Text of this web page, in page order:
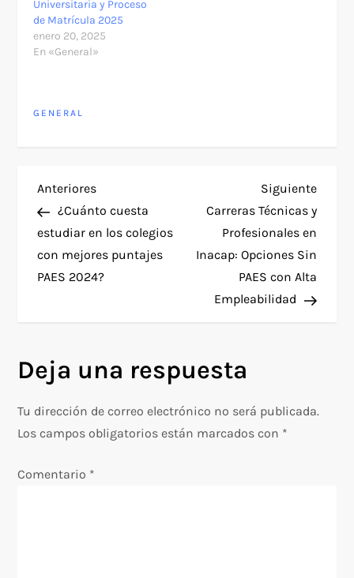
Universitaria y Proceso
de Matrícula 2025
enero 20, 2025
En «General»
GENERAL
N
a
v
a
c
Entrada
anterior
Anteriores
¿Cuánto cuesta
estudiar en los colegios
con mejores puntajes
PAES 2024?
Siguiente
Carreras Técnicas y
Profesionales en
Inacap: Opciones Sin
PAES con Alta
Empleabilidad
Deja una respuesta
Tu dirección de correo electrónico no será publicada.
Los campos obligatorios están marcados con *
Comentario *